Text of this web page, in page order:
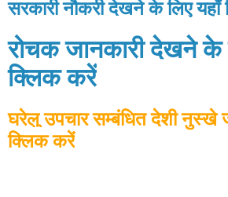
सरकारी नौकरी देखने के लिए
रोचक जानकारी देखने के
क्लिक करें
घरेलु उपचार सम्बंधित देशी नुस्खे
क्लिक करें